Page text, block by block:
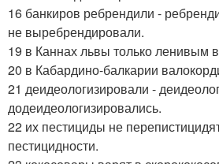
16 банкиров ребрендили -
не выребрендировали.
19 в Каннах львы только ленивым
20 в Кабардино-балкарии
21 деидеологизировали -
додеидеологизировались.
22 их пестициды не
пестицидности.